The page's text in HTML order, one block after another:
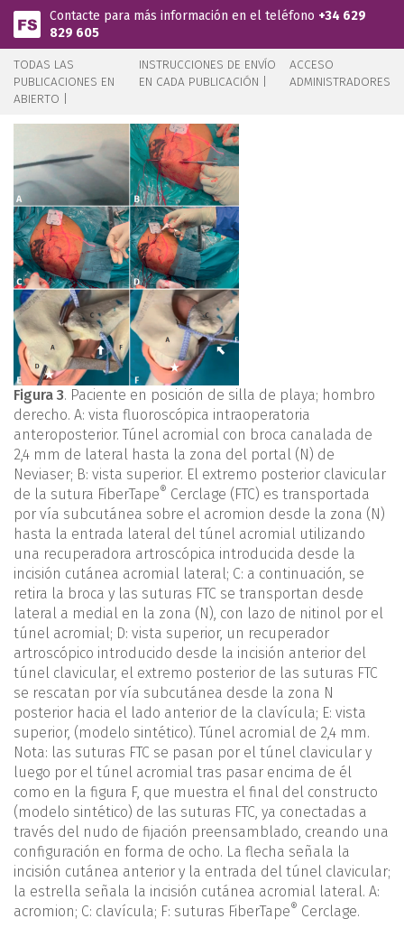
Pasar al contenido principal
Contacte para más información en el teléfono +34 629
829 605
TODAS LAS
PUBLICACIONES EN
ABIERTO |
INSTRUCCIONES DE ENVÍO
EN CADA PUBLICACIÓN |
ACCESO
ADMINISTRADORES
Figura 3. Paciente en posición de silla de playa; hombro
derecho. A: vista fluoroscópica intraoperatoria
anteroposterior. Túnel acromial con broca canalada de
2,4 mm de lateral hasta la zona del portal (N) de
Neviaser; B: vista superior. El extremo posterior clavicular
de la sutura FiberTape® Cerclage (FTC) es transportada
por vía subcutánea sobre el acromion desde la zona (N)
hasta la entrada lateral del túnel acromial utilizando
una recuperadora artroscópica introducida desde la
incisión cutánea acromial lateral; C: a continuación, se
retira la broca y las suturas FTC se transportan desde
lateral a medial en la zona (N), con lazo de nitinol por el
túnel acromial; D: vista superior, un recuperador
artroscópico introducido desde la incisión anterior del
túnel clavicular, el extremo posterior de las suturas FTC
se rescatan por vía subcutánea desde la zona N
posterior hacia el lado anterior de la clavícula; E: vista
superior, (modelo sintético). Túnel acromial de 2,4 mm.
Nota: las suturas FTC se pasan por el túnel clavicular y
luego por el túnel acromial tras pasar encima de él
como en la figura F, que muestra el final del constructo
(modelo sintético) de las suturas FTC, ya conectadas a
través del nudo de fijación preensamblado, creando una
configuración en forma de ocho. La flecha señala la
incisión cutánea anterior y la entrada del túnel clavicular;
la estrella señala la incisión cutánea acromial lateral. A:
acromion; C: clavícula; F: suturas FiberTape® Cerclage.